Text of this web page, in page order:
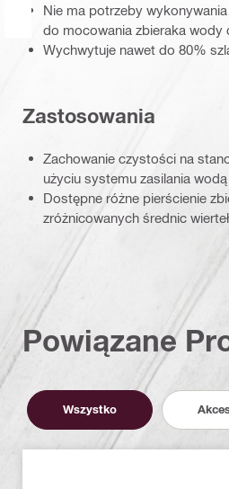
Nie ma potrzeby
do mocowania zbieraka wody
Wychwytuje nawet do 80%
Zastosowania
Zachowanie czystości na
użyciu systemu zasilania
Dostępne różne pierścienie
zróżnicowanych średnic
Powiązane
Wszystko